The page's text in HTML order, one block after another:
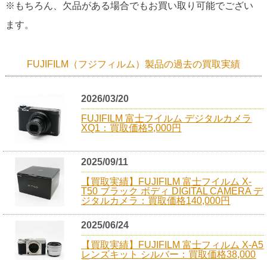
※もちろん、欠品がある場合でもお買い取り可能でござい
ます。
FUJIFILM（フジフィルム）製品の過去の買取実績
2026/03/20
FUJIFILM 富士フイルム デジタルカメラ
XQ1：買取価格5,000円
2025/09/11
【買取実績】FUJIFILM 富士フイルム X-
T50 ブラック ボディ DIGITAL CAMERA デ
ジタルカメラ：買取価格140,000円
2025/06/24
【買取実績】FUJIFILM 富士フィルム X-A5
レンズキット シルバー：買取価格38,000